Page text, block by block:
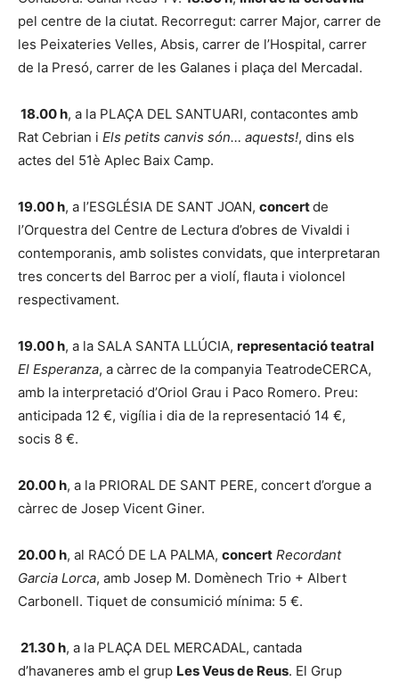
pel centre de la ciutat. Recorregut: carrer Major, carrer de
les Peixateries Velles, Absis, carrer de l’Hospital, carrer
de la Presó, carrer de les Galanes i plaça del Mercadal.
18.00 h, a la PLAÇA DEL SANTUARI, contacontes amb
Rat Cebrian i Els petits canvis són… aquests!, dins els
actes del 51è Aplec Baix Camp.
19.00 h, a l’ESGLÉSIA DE SANT JOAN, concertde
l’Orquestra del Centre de Lectura d’obres de Vivaldi i
contemporanis, amb solistes convidats, que interpretaran
tres concerts del Barroc per a violí, flauta i violoncel
respectivament.
19.00 h, a la SALA SANTA LLÚCIA, representació teatral
El Esperanza, a càrrec de la companyia TeatrodeCERCA,
amb la interpretació d’Oriol Grau i Paco Romero. Preu:
anticipada 12 €, vigília i dia de la representació 14 €,
socis 8 €.
20.00 h, a la PRIORAL DE SANT PERE, concert d’orgue a
càrrec de Josep Vicent Giner.
20.00 h, al RACÓ DE LA PALMA, concert Recordant
Garcia Lorca, amb Josep M. Domènech Trio + Albert
Carbonell. Tiquet de consumició mínima: 5 €.
21.30 h, a la PLAÇA DEL MERCADAL, cantada
d’havaneres amb el grup Les Veus de Reus. El Grup